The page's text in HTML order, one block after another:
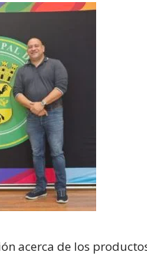
acerca de los